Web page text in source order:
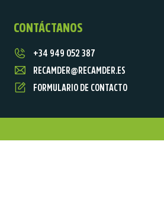
CONTÁCTANOS
+34 949 052 387
RECAMDER@RECAMDER.ES
FORMULARIO DE CONTACTO